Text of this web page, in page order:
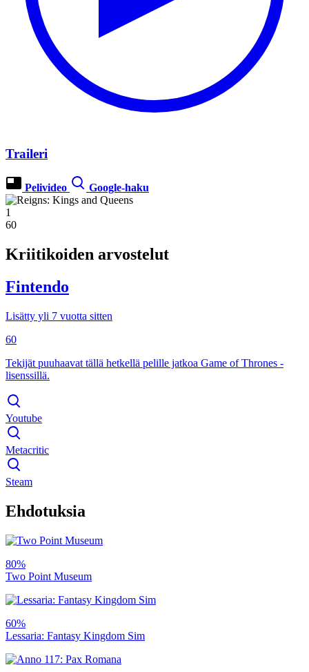
Traileri
Pelivideo Google-haku
1
60
Kriitikoiden arvostelut
Fintendo
Lisätty yli 7 vuotta sitten
60
Tekijät puuhaavat tällä hetkellä pelille jatkoa Game of Thrones -
lisenssillä.
Youtube
Metacritic
Steam
Ehdotuksia
80%
Two Point Museum
60%
Lessaria: Fantasy Kingdom Sim